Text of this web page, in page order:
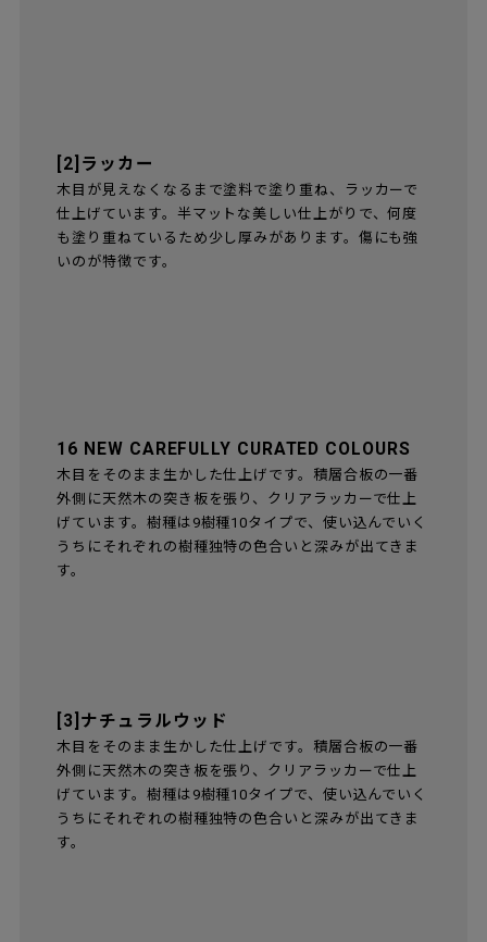
[2]ラッカー
木目が見えなくなるまで塗料で塗り重ね、ラッカーで
仕上げています。半マットな美しい仕上がりで、何度
も塗り重ねているため少し厚みがあります。傷にも強
いのが特徴です。
16 NEW CAREFULLY CURATED COLOURS
木目をそのまま生かした仕上げです。積層合板の一番
外側に天然木の突き板を張り、クリアラッカーで仕上
げています。樹種は9樹種10タイプで、使い込んでいく
うちにそれぞれの樹種独特の色合いと深みが出てきま
す。
[3]ナチュラルウッド
木目をそのまま生かした仕上げです。積層合板の一番
外側に天然木の突き板を張り、クリアラッカーで仕上
げています。樹種は9樹種10タイプで、使い込んでいく
うちにそれぞれの樹種独特の色合いと深みが出てきま
す。